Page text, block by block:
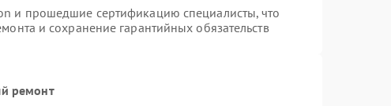
и прошедшие сертификацию специалисты, что
и сохранение гарантийных обязательств
ремонт